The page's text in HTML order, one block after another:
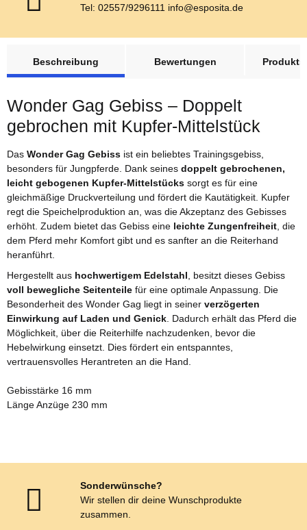
Tel: 02557/9296111 info@esposita.de
Beschreibung
Bewertungen
Wonder Gag Gebiss – Doppelt
gebrochen mit Kupfer-Mittelstück
Das Wonder Gag Gebiss ist ein beliebtes Trainingsgebiss,
besonders für Jungpferde. Dank seines doppelt gebrochenen,
leicht gebogenen Kupfer-Mittelstücks sorgt es für eine
gleichmäßige Druckverteilung und fördert die Kautätigkeit. Kupfer
regt die Speichelproduktion an, was die Akzeptanz des Gebisses
erhöht. Zudem bietet das Gebiss eine leichte Zungenfreiheit , die
dem Pferd mehr Komfort gibt und es sanfter an die Reiterhand
heranführt.
Hergestellt aus hochwertigem Edelstahl , besitzt dieses Gebiss
voll bewegliche Seitenteile für eine optimale Anpassung. Die
Besonderheit des Wonder Gag liegt in seiner verzögerten
Einwirkung auf Laden und Genick . Dadurch erhält das Pferd die
Möglichkeit, über die Reiterhilfe nachzudenken, bevor die
Hebelwirkung einsetzt. Dies fördert ein entspanntes,
vertrauensvolles Herantreten an die Hand.
Gebisstärke 16 mm
Länge Anzüge 230 mm
Sonderwünsche?
Wir stellen dir deine Wunschprodukte
zusammen.